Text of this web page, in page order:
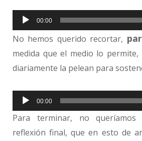
Reproductor
de
00:00
No hemos querido recortar,
medida que el medio lo
diariamente la pelean para
Reproductor
de
audio
00:00
Para terminar, no
reflexión final, que en esto de